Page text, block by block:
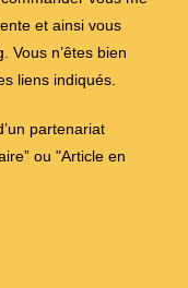
et ainsi vous
Vous n’êtes bien
liens indiqués.
partenariat
ou "Article en